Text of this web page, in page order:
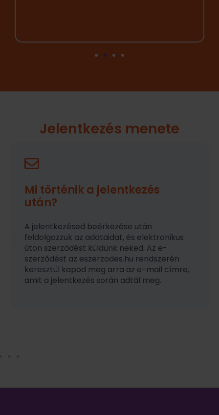
Jelentkezés menete
Mi fog történni az e-szerződés
aláírása után?
Az aláírást követően hozzáférést kapsz
elektronikus portálunkhoz, ahol
megadhatod a fizetési módot, a
költségviselőt (pl. cég vagy
magánszemély), feltöltheted a
kedvezményhez szükséges igazolásokat,